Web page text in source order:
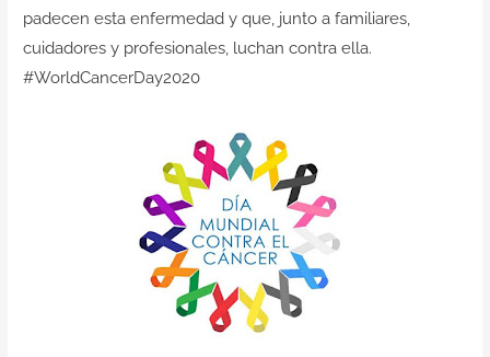
padecen esta enfermedad y que, junto a familiares,
cuidadores y profesionales, luchan contra ella.
#WorldCancerDay2020